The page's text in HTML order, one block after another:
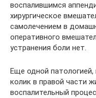
воспалившимся
хирургическое
самолечением в
оперативного
устранения боли нет.
Еще одной патологией,
колик в правой части
воспалительный